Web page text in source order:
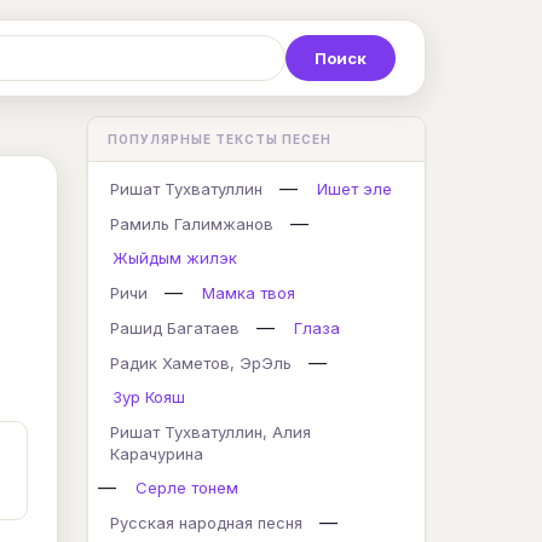
С Т У Ф Х Ц
L M N O P Q
ПОПУЛЯРНЫЕ ТЕКСТЫ ПЕСЕН
Ришат Тухватуллин —
Ишет эле
Рамиль Галимжанов
—
Жыйдым жилэк
Ричи
—
Мамка твоя
Рашид Багатаев
—
Глаза
Радик Хаметов, ЭрЭль
—
Зур Кояш
Ришат Тухватуллин, Алия
Карачурина
—
Серле тонем
Русская народная песня
—